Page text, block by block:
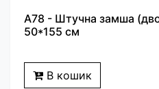
A78 - Штучна замша
50*155 см
В кошик